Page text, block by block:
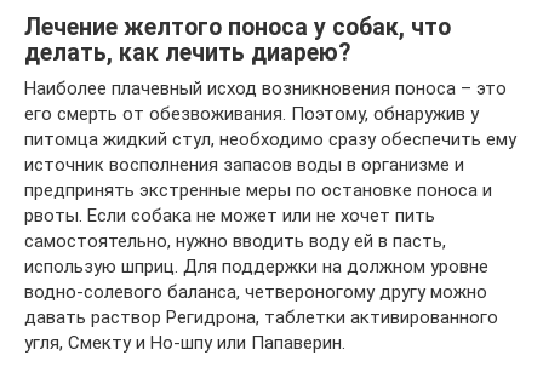
Лечение желтого поноса у собак, что
делать, как лечить диарею?
Наиболее плачевный исход возникновения поноса – это
его смерть от обезвоживания. Поэтому, обнаружив у
питомца жидкий стул, необходимо сразу обеспечить ему
источник восполнения запасов воды в организме и
предпринять экстренные меры по остановке поноса и
рвоты. Если собака не может или не хочет пить
самостоятельно, нужно вводить воду ей в пасть,
использую шприц. Для поддержки на должном уровне
водно-солевого баланса, четвероногому другу можно
давать раствор Регидрона, таблетки активированного
угля, Смекту и Но-шпу или Папаверин.